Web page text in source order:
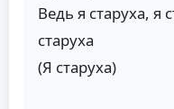
Ведь я старуха, я
старуха
(Я старуха)